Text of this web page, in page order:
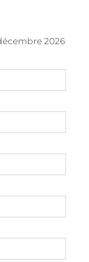
2026